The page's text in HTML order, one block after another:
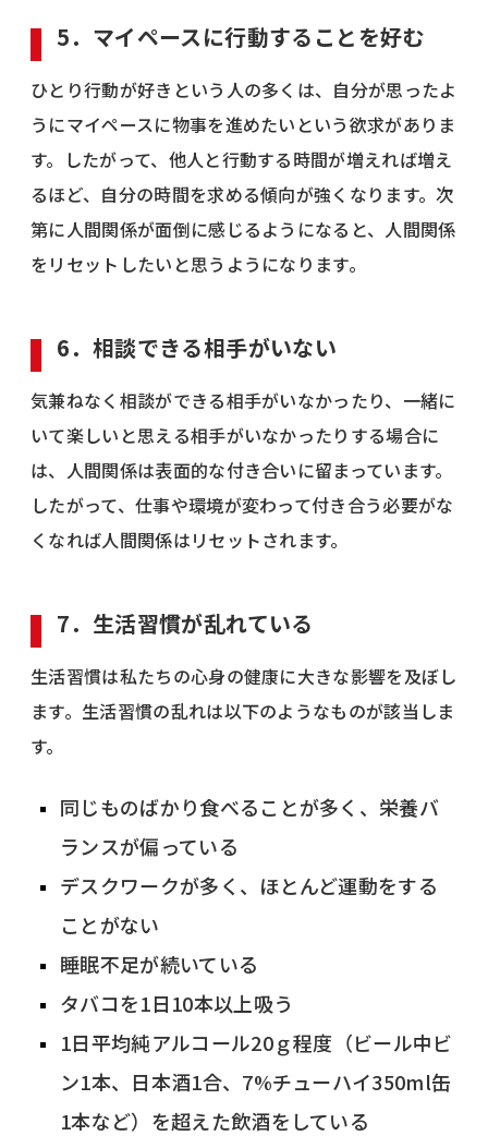
5．マイペースに行動することを好む
ひとり行動が好きという人の多くは、自分が思ったよ
うにマイペースに物事を進めたいという欲求がありま
す。したがって、他人と行動する時間が増えれば増え
るほど、自分の時間を求める傾向が強くなります。次
第に人間関係が面倒に感じるようになると、人間関係
をリセットしたいと思うようになります。
6．相談できる相手がいない
気兼ねなく相談ができる相手がいなかったり、一緒に
いて楽しいと思える相手がいなかったりする場合に
は、人間関係は表面的な付き合いに留まっています。
したがって、仕事や環境が変わって付き合う必要がな
くなれば人間関係はリセットされます。
7．生活習慣が乱れている
生活習慣は私たちの心身の健康に大きな影響を及ぼし
ます。生活習慣の乱れは以下のようなものが該当しま
す。
同じものばかり食べることが多く、栄養バ
ランスが偏っている
デスクワークが多く、ほとんど運動をする
ことがない
睡眠不足が続いている
タバコを1日10本以上吸う
1日平均純アルコール20ｇ程度（ビール中ビ
ン1本、日本酒1合、7%チューハイ350ml缶
1本など）を超えた飲酒をしている